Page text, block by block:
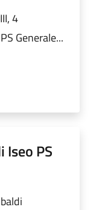
4
Generale...
Iseo PS